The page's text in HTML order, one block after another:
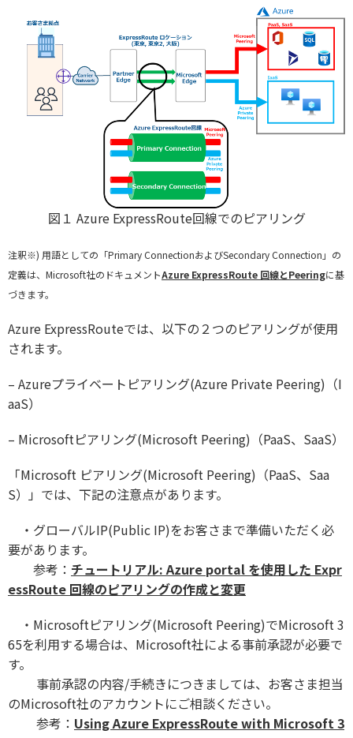
図１ Azure ExpressRoute回線でのピアリング
注釈※) 用語としての「Primary ConnectionおよびSecondary Connection」の
定義は、Microsoft社のドキュメントAzure ExpressRoute 回線とPeeringに基
づきます。
Azure ExpressRouteでは、以下の２つのピアリングが使用
されます。
– Azureプライベートピアリング(Azure Private Peering)（I
aaS）
– Microsoftピアリング(Microsoft Peering)（PaaS、SaaS）
「Microsoft ピアリング(Microsoft Peering)（PaaS、Saa
S）」では、下記の注意点があります。
・グローバルIP(Public IP)をお客さまで準備いただく必
要があります。
参考： チュートリアル: Azure portal を使用した Expr
essRoute 回線のピアリングの作成と変更
・Microsoftピアリング(Microsoft Peering)でMicrosoft 3
65を利用する場合は、Microsoft社による事前承認が必要で
す。
事前承認の内容/手続きにつきましては、お客さま担当
のMicrosoft社のアカウントにご相談ください。
参考： Using Azure ExpressRoute with Microsoft 3